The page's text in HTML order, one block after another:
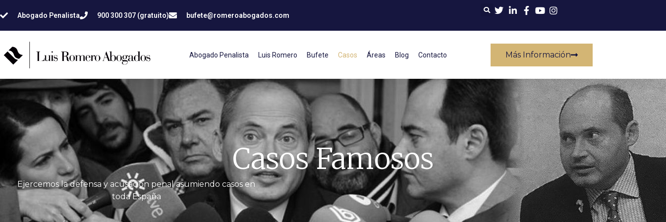
Abogado Penalista 900 300 307 (gratuito) bufete@romeroabogados.com
Abogado Penalista Luis Romero Bufete Casos Áreas Blog Contacto Más Información
Casos Famosos
Ejercemos la defensa y acusación penal asumiendo casos en
toda España